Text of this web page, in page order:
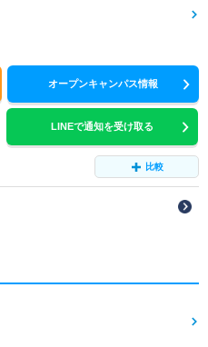
オープンキャンパス情報
LINEで通知を受け取る
比較